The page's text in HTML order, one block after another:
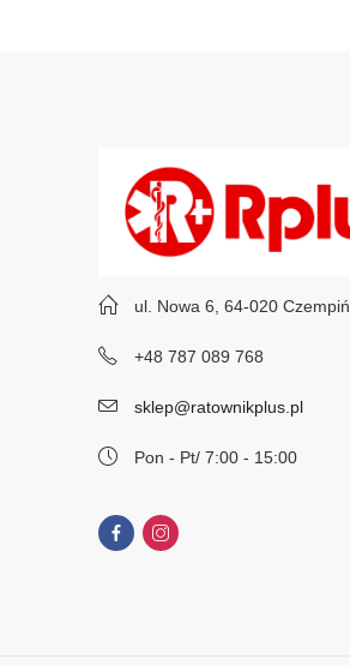
ul. Nowa 6, 64-020 Czempiń
+48 787 089 768
sklep@ratownikplus.pl
Pon - Pt/ 7:00 - 15:00